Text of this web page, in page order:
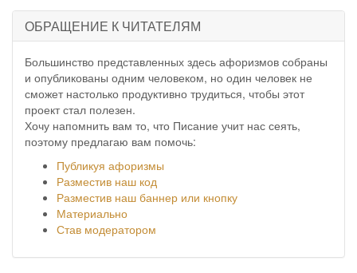
ОБРАЩЕНИЕ К ЧИТАТЕЛЯМ
Большинство представленных здесь афоризмов собраны
и опубликованы одним человеком, но один человек не
сможет настолько продуктивно трудиться, чтобы этот
проект стал полезен.
Хочу напомнить вам то, что Писание учит нас сеять,
поэтому предлагаю вам помочь:
Публикуя афоризмы
Разместив наш код
Разместив наш баннер или кнопку
Материально
Став модератором